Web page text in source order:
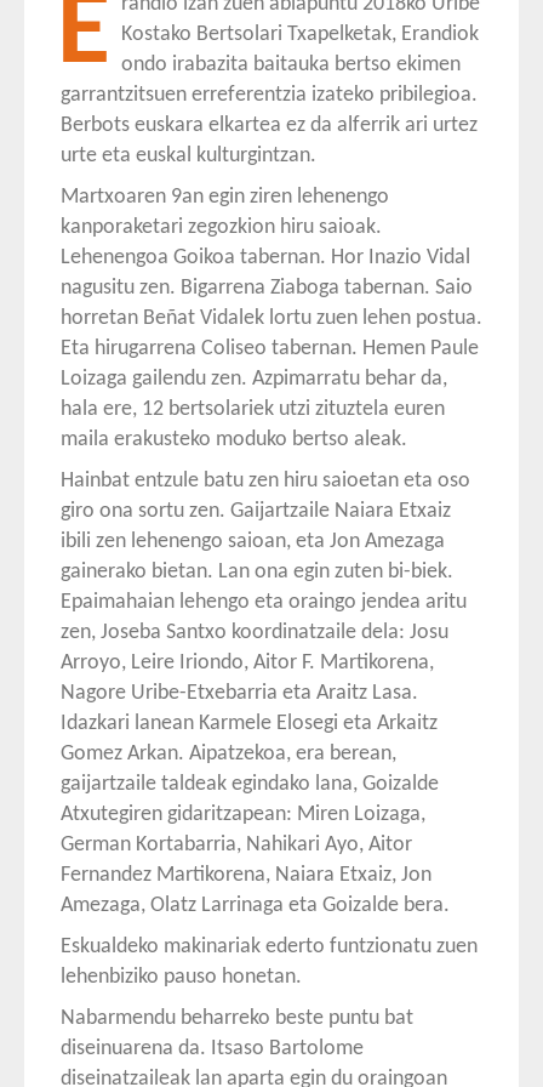
E
Kostako Bertsolari Txapelketak, Erandiok
ondo irabazita baitauka bertso ekimen
garrantzitsuen erreferentzia izateko pribilegioa.
Berbots euskara elkartea ez da alferrik ari urtez
urte eta euskal kulturgintzan.
Martxoaren 9an egin ziren lehenengo
kanporaketari zegozkion hiru saioak.
Lehenengoa Goikoa tabernan. Hor Inazio Vidal
nagusitu zen. Bigarrena Ziaboga tabernan. Saio
horretan Beñat Vidalek lortu zuen lehen postua.
Eta hirugarrena Coliseo tabernan. Hemen Paule
Loizaga gailendu zen. Azpimarratu behar da,
hala ere, 12 bertsolariek utzi zituztela euren
maila erakusteko moduko bertso aleak.
Hainbat entzule batu zen hiru saioetan eta oso
giro ona sortu zen. Gaijartzaile Naiara Etxaiz
ibili zen lehenengo saioan, eta Jon Amezaga
gainerako bietan. Lan ona egin zuten bi-biek.
Epaimahaian lehengo eta oraingo jendea aritu
zen, Joseba Santxo koordinatzaile dela: Josu
Arroyo, Leire Iriondo, Aitor F. Martikorena,
Nagore Uribe-Etxebarria eta Araitz Lasa.
Idazkari lanean Karmele Elosegi eta Arkaitz
Gomez Arkan. Aipatzekoa, era berean,
gaijartzaile taldeak egindako lana, Goizalde
Atxutegiren gidaritzapean: Miren Loizaga,
German Kortabarria, Nahikari Ayo, Aitor
Fernandez Martikorena, Naiara Etxaiz, Jon
Amezaga, Olatz Larrinaga eta Goizalde bera.
Eskualdeko makinariak ederto funtzionatu zuen
lehenbiziko pauso honetan.
Nabarmendu beharreko beste puntu bat
diseinuarena da. Itsaso Bartolome
diseinatzaileak lan aparta egin du oraingoan